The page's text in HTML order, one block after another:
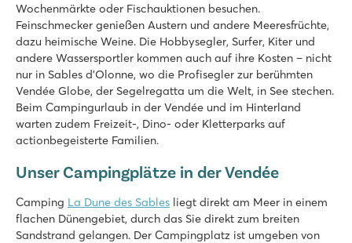
Toller Pool mit Rutschen und Kinderbecken
Umfangreiche Animation für Jung & Alt
Vom Camping gelangen Sie direkt zum Sandstrand
Wochenmärkte oder Fischauktionen besuchen.
Feinschmecker genießen Austern und andere Meeresfrüchte,
dazu heimische Weine. Die Hobbysegler, Surfer, Kiter und
andere Wassersportler kommen auch auf ihre Kosten – nicht
nur in Sables d’Olonne, wo die Profisegler zur berühmten
Vendée Globe, der Segelregatta um die Welt, in See stechen.
Beim Campingurlaub in der Vendée und im Hinterland
warten zudem Freizeit-, Dino- oder Kletterparks auf
actionbegeisterte Familien.
Unser Campingplätze in der Vendée
Camping La Dune des Sables liegt direkt am Meer in einem
flachen Dünengebiet, durch das Sie direkt zum breiten
Sandstrand gelangen. Der Campingplatz ist umgeben von